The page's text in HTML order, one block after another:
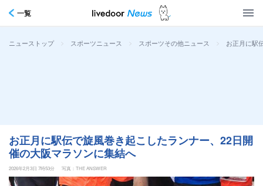
一覧
ニューストップ > スポーツニュース > スポーツその他ニュース > お正月に駅
お正月に駅伝で旋風巻き起こしたランナー、22日開
催の大阪マラソンに集結へ
2026年2月3日 7時53分 写真：THE ANSWER